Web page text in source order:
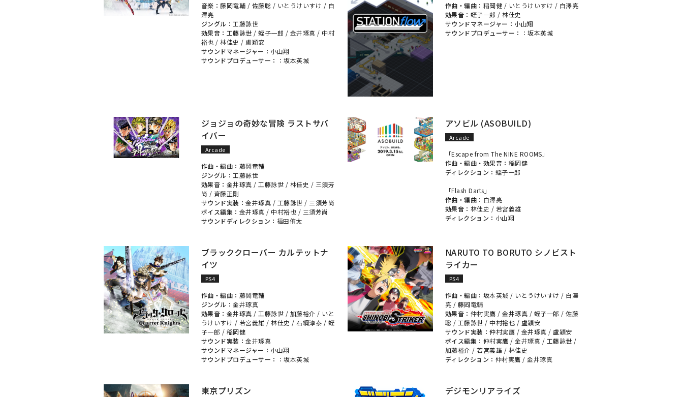
音楽：藤岡竜輔 / 佐藤聡 / いとうけいすけ / 白
澤亮
ジングル：工藤詠世
効果音： 工藤詠世 /蛭子一郎 / 金井琢真 / 中村
裕也 /林佳史 / 盧穎安
サウンドマネージャー： 小山翔
サウンドプロデューサー：
：坂本英城
作曲・編曲： 稲岡健 / いとうけいすけ / 白澤亮
効果音： 蛭子一郎 /林佳史
サウンドマネージャー： 小山翔
サウンドプロデューサー：
：坂本英城
ジョジョの奇妙な冒険 ラストサバ
イバー
Arcade
作曲・編曲： 藤岡竜輔
ジングル：工藤詠世
効果音： 金井琢真 /工藤詠世 / 林佳史 / 三須芳
尚 / 斉藤正剛
サウンド実装：金井琢真 / 工藤詠世 / 三須芳尚
ボイス編集： 金井琢真 / 中村裕也 / 三須芳尚
サウンドディレクション： 福田侑太
アソビル (ASOBUILD)
Arcade
「Escape from The NINE ROOMS」
作曲・編曲・効果音： 稲岡健
ディレクション： 蛭子一郎
「Flash Darts」
作曲・編曲： 白澤亮
効果音： 林佳史 / 若宮義雄
ディレクション： 小山翔
ブラッククローバー カルテットナ
イツ
PS4
作曲・編曲： 藤岡竜輔
ジングル：金井琢真
効果音： 金井琢真 /工藤詠世 / 加藤裕介 / いと
うけいすけ / 若宮義雄 /林佳史 /石綱淳泰 / 蛭
子一郎 / 稲岡健
サウンド実装：金井琢真
サウンドマネージャー： 小山翔
サウンドプロデューサー：
：坂本英城
NARUTO TO BORUTO シノビスト
ライカー
PS4
作曲・編曲： 坂本英城 / いとうけいすけ / 白澤
亮 / 藤岡竜輔
効果音： 仲村実鷹 /金井琢真 / 蛭子一郎 /佐藤
聡 / 工藤詠世 / 中村裕也 / 盧穎安
サウンド実装：仲村実鷹 / 金井琢真 / 盧穎安
ボイス編集： 仲村実鷹 /金井琢真 / 工藤詠世 /
加藤裕介 /若宮義雄 / 林佳史
ディレクション： 仲村実鷹 /金井琢真
東京プリズン デジモンリアライズ